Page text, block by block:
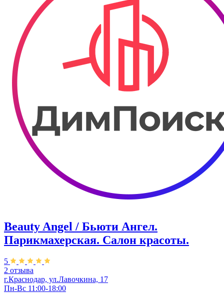
Beauty Angel / Бьюти Ангел.
Парикмахерская. Салон красоты.
5
2 отзыва
г.Краснодар, ул.Лавочкина, 17
Пн-Вс 11:00-18:00